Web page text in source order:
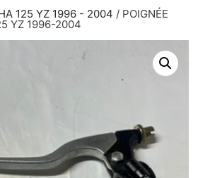
125 YZ 1996 - 2004 / POIGNÉE
YZ 1996-2004